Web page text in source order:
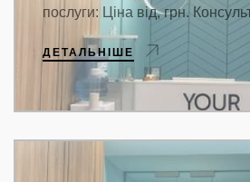
послуги: Ціна від, грн.
ДЕТАЛЬНІШЕ